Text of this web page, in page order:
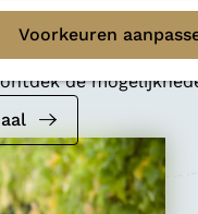
Voorkeuren
de